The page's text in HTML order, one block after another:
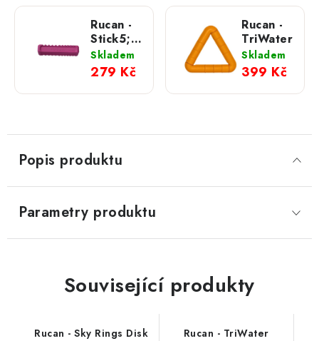
Rucan -
Stick5;
M
Skladem
279 Kč
Rucan -
TriWater
Skladem
399 Kč
Popis produktu
Parametry produktu
Související produkty
Rucan - Sky Rings Disk
Rucan - TriWater